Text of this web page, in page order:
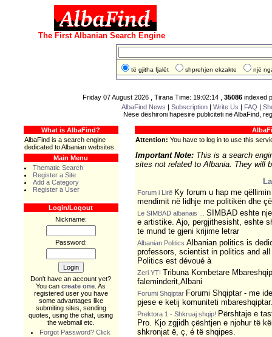
The First Albanian Search Engine
të gjitha fjalët shprehjen ekzakte një
Friday 07 August 2026 , Tirana Time: 19:02:14 , 35086 indexed
AlbaFind News | Subscription| Write Us | FAQ |
Nëse dëshironi hapësirë publiciteti në AlbaFind,
What is AlbaFind?
AlbaFind is a search engine
dedicated to Albanian websites.
Main Menu
Thematic Search
Register a Site
Add a Category
Register a User
Login/Logout
Nickname:
Password:
Don't have an account yet?
You can create one . As
registered user you have
some advantages like
submiting sites, sending
quotes, using the chat, using
the webmail etc.
Forgot Password? Click
Attention: You have to log in to use this
Important Note:This is a search
sites not related to Albania. They will
Forum i Lirë Ky forum u hap me
mendimit në lidhje me politikën dhe
Le SIMBAD albanais ...
SIMBAD eshte
e artistike. Ajo, pergjithesisht, eshte
te mund te gjeni krijime letrar
Albanian Politics Albanian politics is
professors, scientist in politics and
Politics est dévoué à
Zeri YT! Tribuna Kombetare
faleminderit,Albani
Forumi Shqiptar Forumi Shqiptar - me
pjese e ketij komuniteti
Prektora 1 - Shkruaj shqip! Përshtaje e
Pro. Kjo zgjidh çështjen e njohur të
shkronjat ë, ç, é të shqipes.